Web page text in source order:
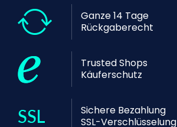
Ganze 14 Tage
Rückgaberecht
Trusted Shops
Käuferschutz
Sichere Bezahlung
SSL-Verschlüsselung